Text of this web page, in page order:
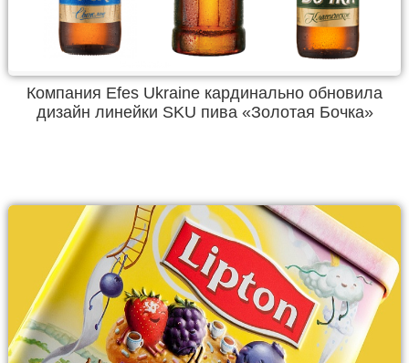
Компания Efes Ukraine кардинально обновила
дизайн линейки SKU пива «Золотая Бочка»